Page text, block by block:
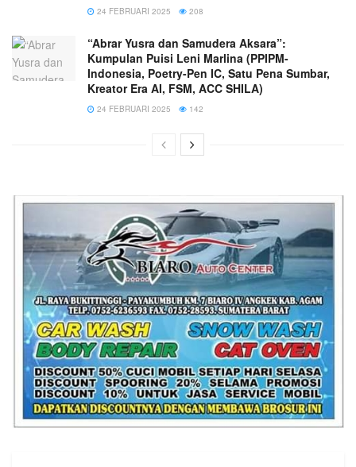
24 FEBRUARI 2025 208
“Abrar Yusra dan Samudera Aksara”:
Kumpulan Puisi Leni Marlina (PPIPM-
Indonesia, Poetry-Pen IC, Satu Pena Sumbar,
Kreator Era AI, FSM, ACC SHILA)
24 FEBRUARI 2025 142